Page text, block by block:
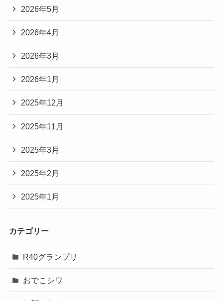
2026年5月
2026年4月
2026年3月
2026年1月
2025年12月
2025年11月
2025年3月
2025年2月
2025年1月
カテゴリー
R40グランプリ
おでこシワ